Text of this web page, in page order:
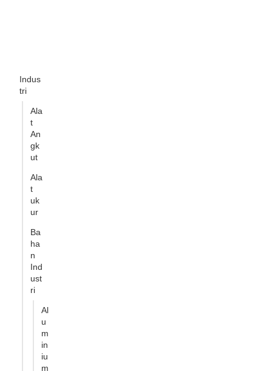
Indus
tri
Ala
t
An
gk
ut
Ala
t
uk
ur
Ba
ha
n
Ind
ust
ri
Al
u
m
in
iu
m